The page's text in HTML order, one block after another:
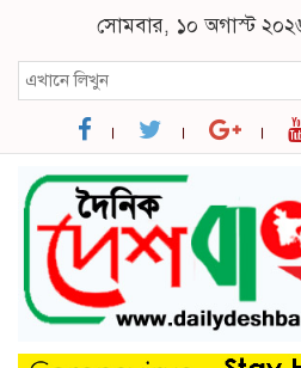
সোমবার, ১০ অগাস্ট